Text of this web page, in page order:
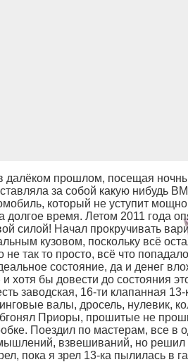
далёком прошлом, посещая
за собой какую нибудь
который не уступит
долгое время. Летом 2011 года
силой! Начал прокручивать
кузовом, поскольку всё
так то просто, всё что
состояние, да и денег
хотя бы довести до состояния
заводская, 16-ти клапанная
валы, дросель, нулевик,
Приоры, прошитые не
Поездил по мастерам, все
взвешиваний, но решил
пока я зрел 13-ка пылилась в